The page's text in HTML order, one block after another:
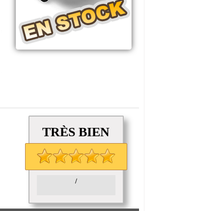
TRÈS BIEN
/